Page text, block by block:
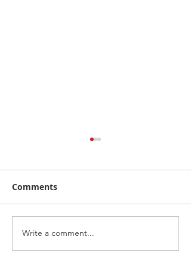
ฮุนไดขนทัพครบไลน์อัพลง
สนาม ส่งแคมเปญ
Comments
Write a comment...